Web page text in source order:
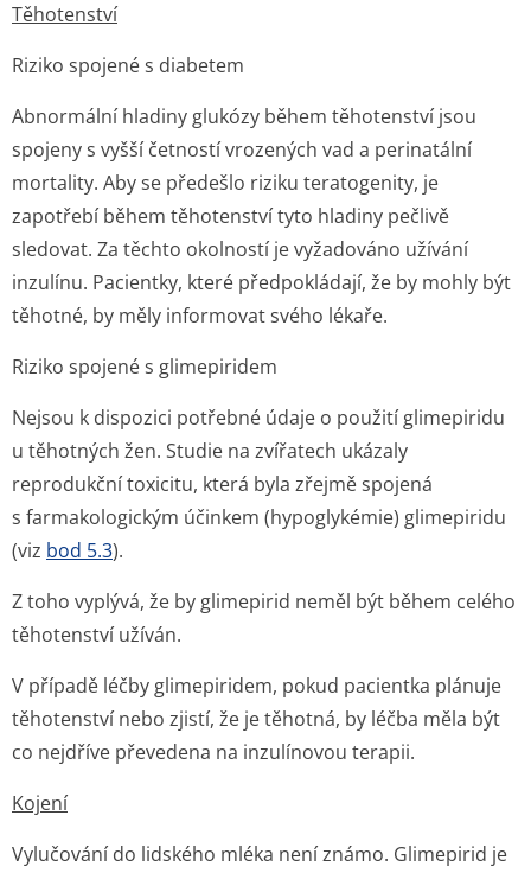
Těhotenství
Riziko spojené s diabetem
Abnormální hladiny glukózy během těhotenství jsou
spojeny s vyšší četností vrozených vad a perinatální
mortality. Aby se předešlo riziku teratogenity, je
zapotřebí během těhotenství tyto hladiny pečlivě
sledovat. Za těchto okolností je vyžadováno užívání
inzulínu. Pacientky, které předpokládají, že by mohly být
těhotné, by měly informovat svého lékaře.
Riziko spojené s glimepiridem
Nejsou k dispozici potřebné údaje o použití glimepiridu
u těhotných žen. Studie na zvířatech ukázaly
reprodukční toxicitu, která byla zřejmě spojená
s farmakologickým účinkem (hypoglykémie) glimepiridu
(viz bod 5.3).
Z toho vyplývá, že by glimepirid neměl být během celého
těhotenství užíván.
V případě léčby glimepiridem, pokud pacientka plánuje
těhotenství nebo zjistí, že je těhotná, by léčba měla být
co nejdříve převedena na inzulínovou terapii.
Kojení
Vylučování do lidského mléka není známo. Glimepirid je